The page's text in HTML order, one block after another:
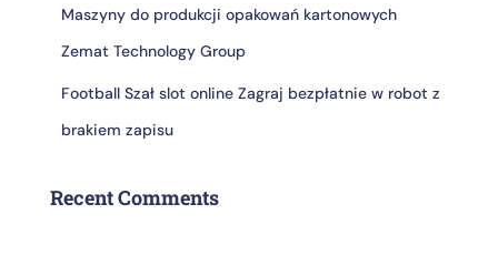
Maszyny do produkcji opakowań kartonowych
Zemat Technology Group
Football Szał slot online Zagraj bezpłatnie w robot z
brakiem zapisu
Recent Comments